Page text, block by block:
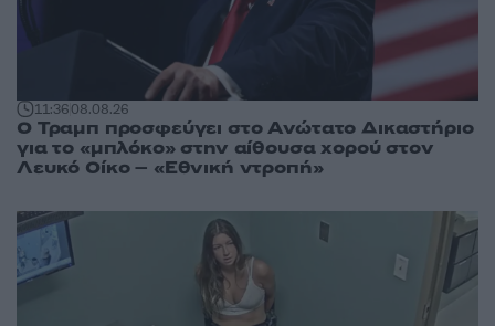
11:3608.08.26
Ο Τραμπ προσφεύγει στο Ανώτατο Δικαστήριο
για το «μπλόκο» στην αίθουσα χορού στον
Λευκό Οίκο – «Εθνική ντροπή»